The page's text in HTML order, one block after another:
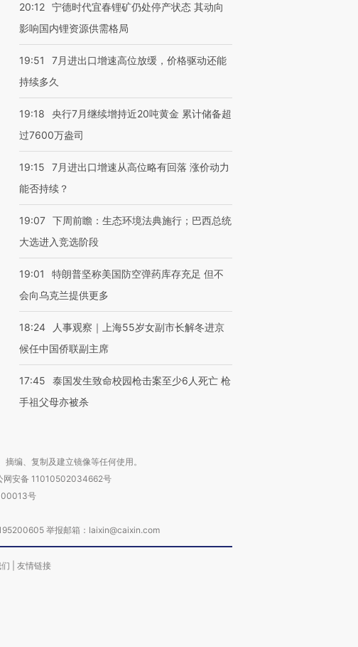
20:12 宁德时代宜春锂矿仍处停产状态 其动向
影响国内锂资源供需格局
19:51
7月进出口增速高位放缓，价格驱动还能
持续多久
19:18
央行7月继续增持近20吨黄金 累计储备超
过7600万盎司
19:15
7月进出口增速从高位略有回落 涨价动力
能否持续？
19:07 下周前瞻：生态环境法典施行；巴西总统
大选进入竞选阶段
19:01
特朗普坚称美国防空弹药库存充足 但不
会向乌克兰提供更多
18:24
人事观察｜上海55岁女副市长解冬进京
候任中国侨联副主席
17:45
泰国发生致命校园枪击案至少6人死亡 枪
手祖父母亦被杀
编、复制及建立镜像等任何使用。
网安备 11010502034662号
号
举报邮箱：laixin@caixin.com
友情链接